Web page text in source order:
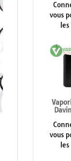
vous
vous